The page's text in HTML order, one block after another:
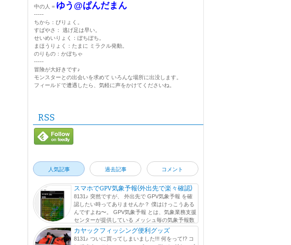
中の人 = ゆう@ぱんだまん
-----
ちから：びりょく。
すばやさ： 逃げ足は早い。
せいめいりょく：ぼちぼち。
まほうりょく：たまに ミラクル発動。
のりもの：かぼちゃ
-----
冒険が大好きです♪
モンスターとの出会いを求めて いろんな場所に出没します。
フィールドで遭遇したら、気軽に声をかけてくださいね。
RSS
人気記事 過去記事 コメント
スマホでGPV気象予報(外出先で楽々確認)
8131♪ 突然ですが、 外出先で GPV気象予報 を確
認したい時ってありませんか？ 僕はけっこうある
んですよね〜。 GPV気象予報 とは、気象業務支援
センターが提供している メッシュ毎の気象予報数
値データを基に行われている気象予報のことなのですが、 ウェブ
サ...
カヤックフィッシング便利グッズ
8131♪ ついに買ってしまいました!!! 何をって!? コ